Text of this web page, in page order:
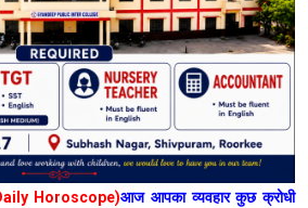
Horoscope)आज आपका व्यवहार कुछ क्रोधी